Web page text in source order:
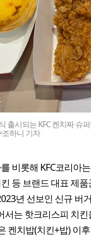
출시되는 KFC 켄치짜 슈
조하니 기자
비롯해 KFC코리아
등 브랜드 대표 제
년 선보인 신규 버
서는 핫크리스피 치
켄치밥(치킨+밥) 이